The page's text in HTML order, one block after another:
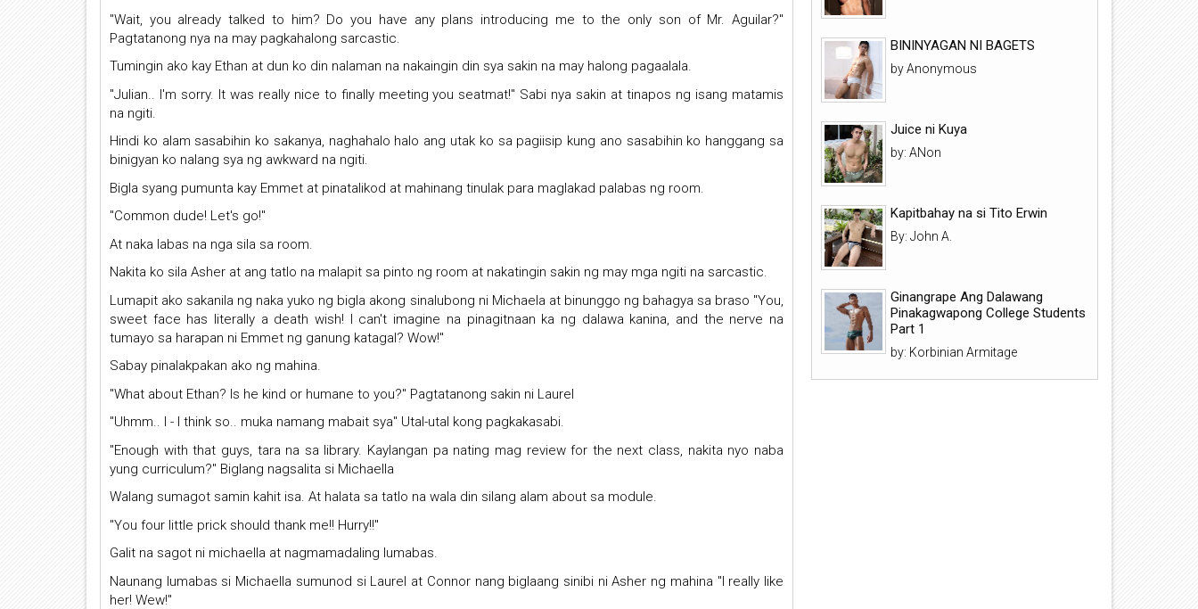
"Wait, you already talked to him? Do you have any plans introducing me to the only son of Mr. Aguilar?"
Pagtatanong nya na may pagkahalong sarcastic.
Tumingin ako kay Ethan at dun ko din nalaman na nakaingin din sya sakin na may halong pagaalala.
"Julian.. I'm sorry. It was really nice to finally meeting you seatmat!" Sabi nya sakin at tinapos ng isang matamis
na ngiti.
Hindi ko alam sasabihin ko sakanya, naghahalo halo ang utak ko sa pagiisip kung ano sasabihin ko hanggang sa
binigyan ko nalang sya ng awkward na ngiti.
Bigla syang pumunta kay Emmet at pinatalikod at mahinang tinulak para maglakad palabas ng room.
"Common dude! Let's go!"
At naka labas na nga sila sa room.
Nakita ko sila Asher at ang tatlo na malapit sa pinto ng room at nakatingin sakin ng may mga ngiti na sarcastic.
Lumapit ako sakanila ng naka yuko ng bigla akong sinalubong ni Michaela at binunggo ng bahagya sa braso "You,
sweet face has literally a death wish! I can't imagine na pinagitnaan ka ng dalawa kanina, and the nerve na
tumayo sa harapan ni Emmet ng ganung katagal? Wow!"
Sabay pinalakpakan ako ng mahina.
"What about Ethan? Is he kind or humane to you?" Pagtatanong sakin ni Laurel
"Uhmm.. I - I think so.. muka namang mabait sya" Utal-utal kong pagkakasabi.
"Enough with that guys, tara na sa library. Kaylangan pa nating mag review for the next class, nakita nyo naba
yung curriculum?" Biglang nagsalita si Michaella
Walang sumagot samin kahit isa. At halata sa tatlo na wala din silang alam about sa module.
"You four little prick should thank me!! Hurry!!"
Galit na sagot ni michaella at nagmamadaling lumabas.
Naunang lumabas si Michaella sumunod si Laurel at Connor nang biglaang sinibi ni Asher ng mahina "I really like
her! Wew!"
BININYAGAN NI BAGETS
by Anonymous
Juice ni Kuya
by: ANon
Kapitbahay na si Tito Erwin
By: John A.
Ginangrape Ang Dalawang
Pinakagwapong College Students
Part 1
by: Korbinian Armitage